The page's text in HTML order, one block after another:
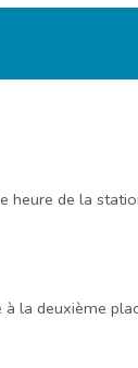
de la
la deuxième